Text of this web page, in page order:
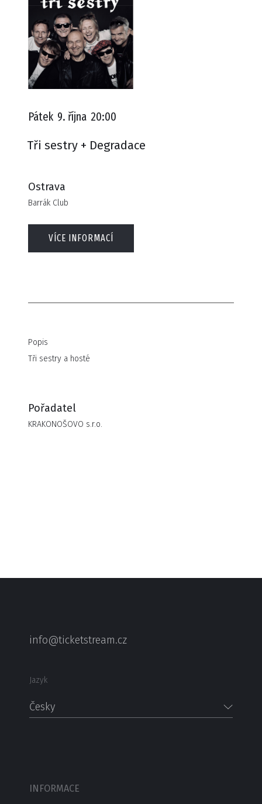
Pátek 9. října 20:00
Tři sestry + Degradace
Ostrava
Barrák Club
VÍCE INFORMACÍ
Popis
Tři sestry a hosté
Pořadatel
KRAKONOŠOVO s.r.o.
info@ticketstream.cz
Jazyk
Česky
INFORMACE